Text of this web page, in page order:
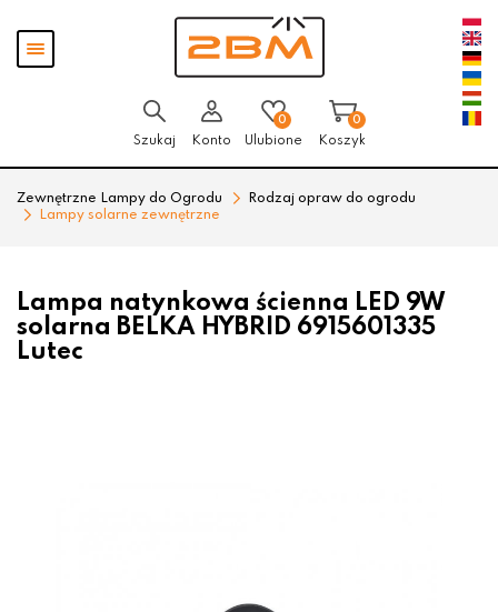
Pokaż
menu
Szukaj Konto
0
Ulubione
0
Koszyk
Zewnętrzne Lampy do Ogrodu
Rodzaj opraw do ogrodu
Lampy solarne zewnętrzne
Lampa natynkowa ścienna LED 9W
solarna BELKA HYBRID 6915601335
Lutec